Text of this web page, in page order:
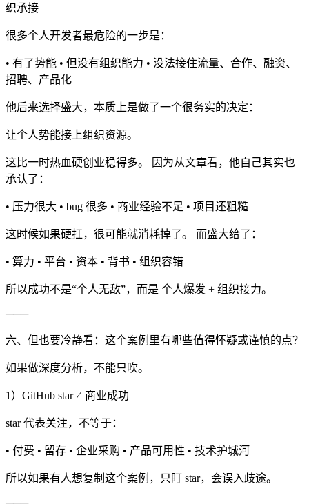
织承接
很多个人开发者最危险的一步是：
• 有了势能 • 但没有组织能力 • 没法接住流量、合作、融资、
招聘、产品化
他后来选择盛大，本质上是做了一个很务实的决定：
让个人势能接上组织资源。
这比一时热血硬创业稳得多。 因为从文章看，他自己其实也
承认了：
• 压力很大 • bug 很多 • 商业经验不足 • 项目还粗糙
这时候如果硬扛，很可能就消耗掉了。 而盛大给了：
• 算力 • 平台 • 资本 • 背书 • 组织容错
所以成功不是“个人无敌”，而是 个人爆发 + 组织接力。
───
六、但也要冷静看：这个案例里有哪些值得怀疑或谨慎的点？
如果做深度分析，不能只吹。
1）GitHub star ≠ 商业成功
star 代表关注，不等于：
• 付费 • 留存 • 企业采购 • 产品可用性 • 技术护城河
所以如果有人想复制这个案例，只盯 star，会误入歧途。